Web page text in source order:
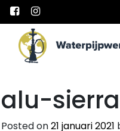
Main
alu-
Posted on21 januari 2021